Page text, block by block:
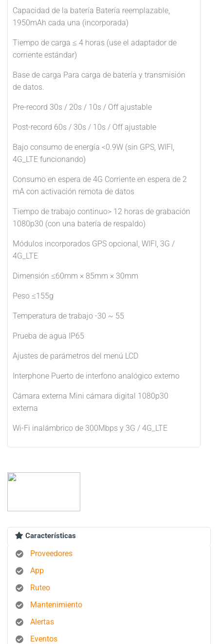
Capacidad de la batería Batería reemplazable,
1950mAh cada una (incorporada)
Tiempo de carga ≤ 4 horas (use el adaptador de
corriente estándar)
Base de carga Para carga de batería y transmisión
de datos.
Pre-record 30s / 20s / 10s / Off ajustable
Post-record 60s / 30s / 10s / Off ajustable
Bajo consumo de energía <0.9W (sin GPS, WIFI,
4G_LTE funcionando)
Consumo en espera de 4G Corriente en espera de 2
mA con activación remota de datos
Tiempo de trabajo continuo> 12 horas de grabación
1080p30 (con una batería de respaldo)
Módulos incorporados GPS opcional, WIFI, 3G /
4G_LTE
Dimensión ≤60mm × 85mm × 30mm
Peso ≤155g
Temperatura de trabajo -30 ~ 55
Prueba de agua IP65
Ajustes de parámetros del menú LCD
Interphone Puerto de interfono analógico externo
Cámara externa Mini cámara digital 1080p30
externa
Wi-Fi inalámbrico de 300Mbps y 3G / 4G_LTE
Características
Proveedores
App
Ruteo
Mantenimiento
Alertas
Eventos